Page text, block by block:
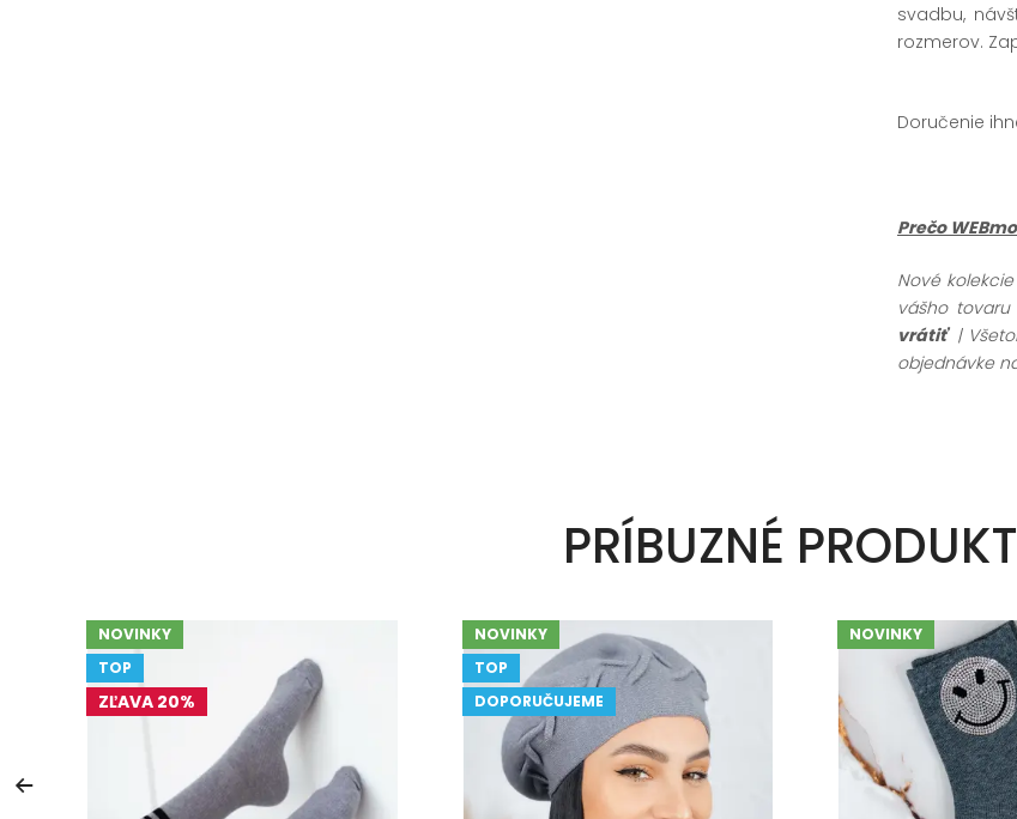
svadbu,
rozmerov.
Doručenie
Prečo
Nové
vášho
vrátiť |
objednávke
PRÍBUZNÉ
NOVINKY
TOP
ZĽAVA 20%
NOVINKY
TOP
DOPORUČUJEME
NOVINKY